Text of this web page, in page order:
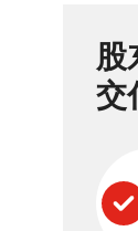
股
交